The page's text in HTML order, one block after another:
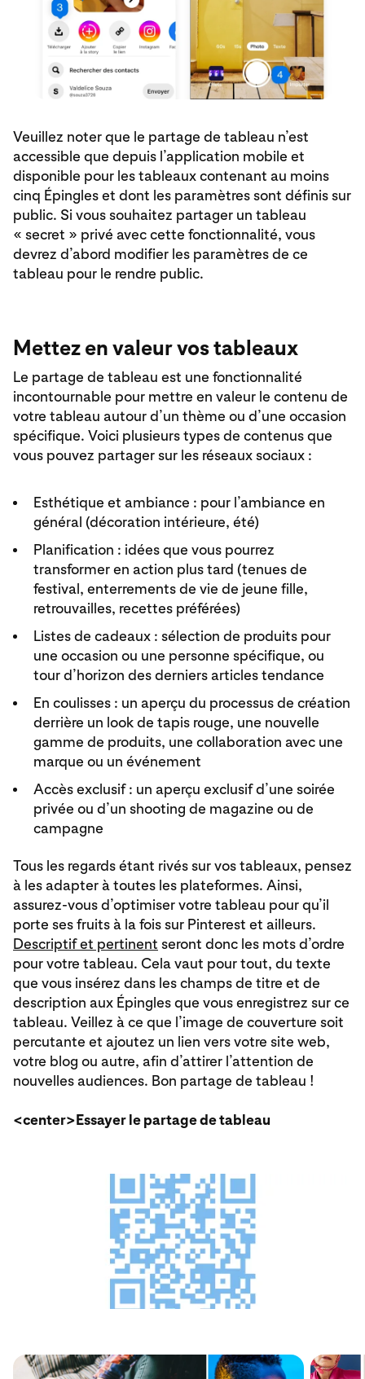
Veuillez noter que le partage de tableau n’est
accessible que depuis l’application mobile et
disponible pour les tableaux contenant au moins
cinq Épingles et dont les paramètres sont définis sur
public. Si vous souhaitez partager un tableau
« secret » privé avec cette fonctionnalité, vous
devrez d’abord modifier les paramètres de ce
tableau pour le rendre public.
Mettez en valeur vos tableaux
Le partage de tableau est une fonctionnalité
incontournable pour mettre en valeur le contenu de
votre tableau autour d’un thème ou d’une occasion
spécifique. Voici plusieurs types de contenus que
vous pouvez partager sur les réseaux sociaux :
Esthétique et ambiance : pour l’ambiance en
général (décoration intérieure, été)
Planification : idées que vous pourrez
transformer en action plus tard (tenues de
festival, enterrements de vie de jeune fille,
retrouvailles, recettes préférées)
Listes de cadeaux : sélection de produits pour
une occasion ou une personne spécifique, ou
tour d’horizon des derniers articles tendance
En coulisses : un aperçu du processus de création
derrière un look de tapis rouge, une nouvelle
gamme de produits, une collaboration avec une
marque ou un événement
Accès exclusif : un aperçu exclusif d’une soirée
privée ou d’un shooting de magazine ou de
campagne
Tous les regards étant rivés sur vos tableaux, pensez
à les adapter à toutes les plateformes. Ainsi,
assurez-vous d’optimiser votre tableau pour qu’il
porte ses fruits à la fois sur Pinterest et ailleurs.
Descriptif et pertinent seront donc les mots d’ordre
pour votre tableau. Cela vaut pour tout, du texte
que vous insérez dans les champs de titre et de
description aux Épingles que vous enregistrez sur ce
tableau. Veillez à ce que l’image de couverture soit
percutante et ajoutez un lien vers votre site web,
votre blog ou autre, afin d’attirer l’attention de
nouvelles audiences. Bon partage de tableau !
<center>Essayer le partage de tableau